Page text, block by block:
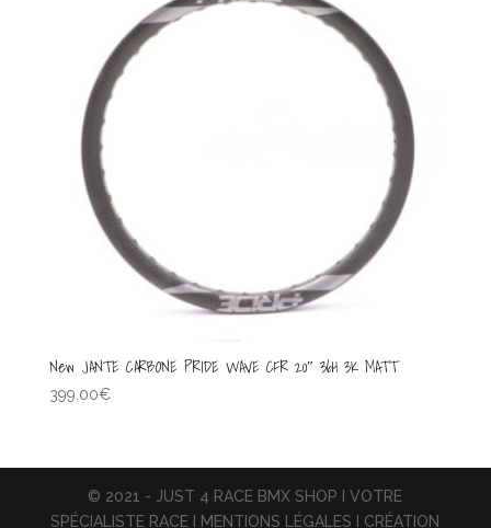
New JANTE CARBONE PRIDE WAVE CFR 20″ 36H 3K MATT
399.00€
© 2021 - JUST 4 RACE BMX SHOP I VOTRE
SPÉCIALISTE RACE I MENTIONS LÉGALES I CRÉATION